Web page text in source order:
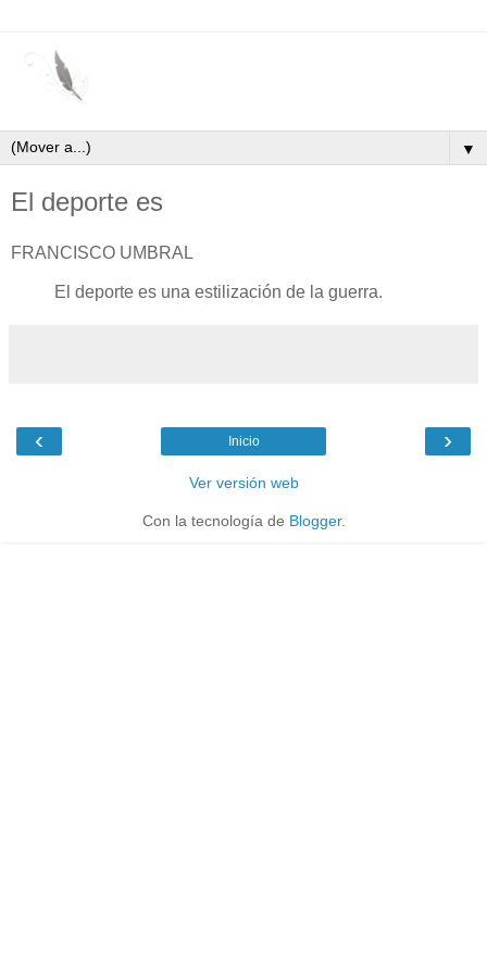
▼
El deporte es
FRANCISCO UMBRAL
El deporte es una estilización de la guerra.
‹ ›
Inicio
Ver versión web
Con la tecnología de Blogger.